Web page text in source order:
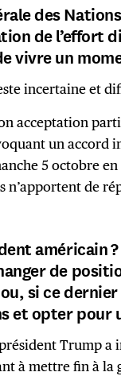
des
de l’effort
vivre un
incertaine et
acceptation
un accord
5 octobre
n’apportent de
américain ?
de
si ce
et opter pour
Trump a
à mettre fin à la